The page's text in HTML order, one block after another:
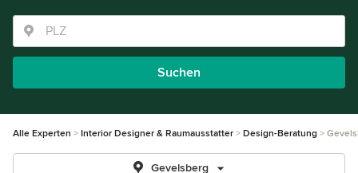
Suchen
Alle Experten Interior Designer & Raumausstatter Design-Beratung
Gevelsberg